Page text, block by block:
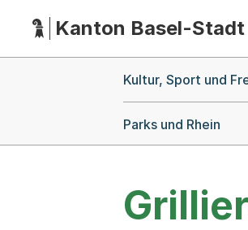
HauptnavigationKanton Basel-Stadt
Kultur, Sport und
Parks und Rhein